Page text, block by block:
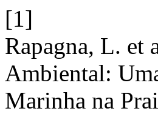
[1]
Rapagna, L. et
Ambiental:
Marinha na